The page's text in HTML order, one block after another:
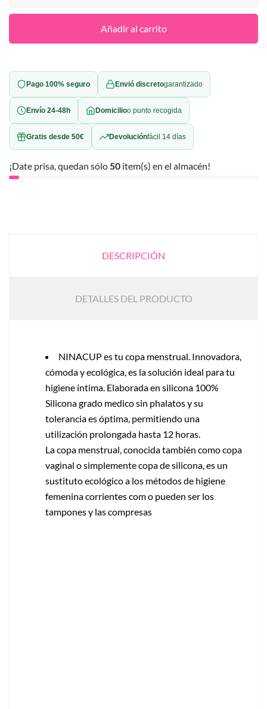
Añadir al carrito
Pago 100% seguro Envió discretogarantizado
Envío 24-48h Domicilioo punto recogida
Gratis desde 50€ Devoluciónfácil 14 días
¡Date prisa, quedan sólo 50 item(s) en el almacén!
DESCRIPCIÓN
DETALLES DEL PRODUCTO
NINACUP es tu copa menstrual. Innovadora,
cómoda y ecológica, es la solución ideal para tu
higiene íntima. Elaborada en silicona 100%
Silicona grado medico sin phalatos y su
tolerancia es óptima, permitiendo una
utilización prolongada hasta 12 horas.
La copa menstrual, conocida también como copa
vaginal o simplemente copa de silicona, es un
sustituto ecológico a los métodos de higiene
femenina corrientes com o pueden ser los
tampones y las compresas